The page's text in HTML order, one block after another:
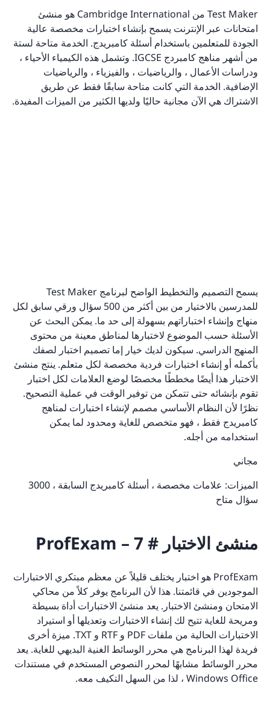
Test Maker من Cambridge International هو منشئ
امتحانات عبر الإنترنت يسمح بإنشاء اختبارات مخصصة عالية
الجودة للمتعلمين باستخدام أسئلة كامبريدج. الخدمة متاحة لستة
من أشهر مناهج كامبردج IGCSE. وتشمل هذه الكيمياء الأحياء ،
ودراسات الأعمال ، والرياضيات ، والفيزياء ، والرياضيات
الإضافية. الخدمة التي كانت متاحة سابقًا فقط عن طريق
الاشتراك هي الآن مجانية حاليًا ولديها الكثير من الميزات المفيدة.
يسمح التصميم والتخطيط الواضح لبرنامج Test Maker
للمدرسين بالاختيار من بين أكثر من 500 سؤال ورقي سابق لكل
منهاج وإنشاء اختباراتهم بسهولة إلى حد ما. يمكن البحث عن
الأسئلة حسب الموضوع لاختبارها لمناطق معينة من محتوى
المنهج الدراسي. سيكون لديك خيار إما تصميم اختبار لصفك
بأكمله أو إنشاء اختبارات فردية مخصصة لكل متعلم. ينتج منشئ
الاختبار هذا أيضًا مخططًا مخصصًا لوضع العلامات لكل اختبار
تقوم بإنشائه حتى تتمكن من توفير الوقت في عملية التصحيح.
نظرًا لأن النظام الأساسي مصمم لإنشاء اختبارات لمناهج
كامبريدج فقط ، فهو متخصص للغاية ومحدود لما يمكن
استخدامه من أجله.
مجاني
الميزات: علامات مخصصة ، أسئلة كامبريدج السابقة ، 3000
سؤال متاح
منشئ الاختبار # 7 – ProfExam
ProfExam هو اختبار يختلف قليلاً عن معظم مبتكري الاختبارات
الموجودين في قائمتنا. هذا لأن البرنامج يوفر كلاً من محاكي
الامتحان ومنشئ الاختبار. يعد منشئ الاختبارات أداة بسيطة
ومريحة للغاية تتيح لك إنشاء الاختبارات وتعديلها أو استيراد
الاختبارات الحالية من ملفات PDF و RTF و TXT. ميزة أخرى
فريدة لهذا البرنامج هي محرر الوسائط الغنية البديهي للغاية. يعد
محرر الوسائط مشابهًا لمحرر النصوص المستخدم في مستندات
Windows Office ، لذا من السهل التكيف معه.